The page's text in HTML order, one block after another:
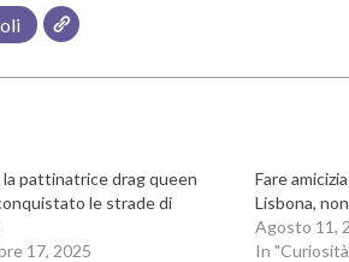
pattinatrice drag queen
le strade di
17, 2025
Fare
Lisbona,
Agosto 11,
In